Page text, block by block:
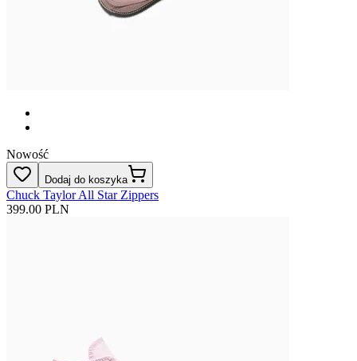
Nowość
Dodaj do koszyka
Chuck Taylor All Star Zippers
399.00 PLN